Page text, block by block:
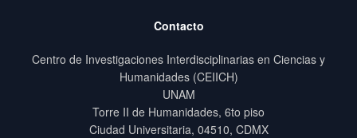
Contacto
Centro de Investigaciones Interdisciplinarias en Ciencias y
Humanidades (CEIICH)
UNAM
Torre II de Humanidades, 6to piso
Ciudad Universitaria, 04510, CDMX